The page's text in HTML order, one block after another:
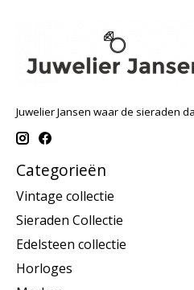
Juwelier Jansen waar de sieraden
Categorieën
Vintage collectie
Sieraden Collectie
Edelsteen collectie
Horloges